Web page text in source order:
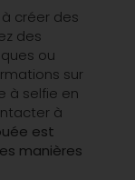
créer des
des
ou
sur
à selfie en
à
est
manières